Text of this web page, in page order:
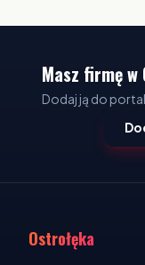
Masz firmę w
Dodaj ją do
Ostrołęka